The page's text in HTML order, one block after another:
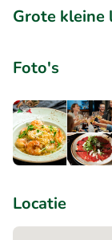
Grote kleine
Foto's
Locatie